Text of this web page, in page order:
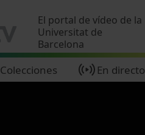
El portal de vídeo de la
Universitat de
Barcelona
Colecciones En directo